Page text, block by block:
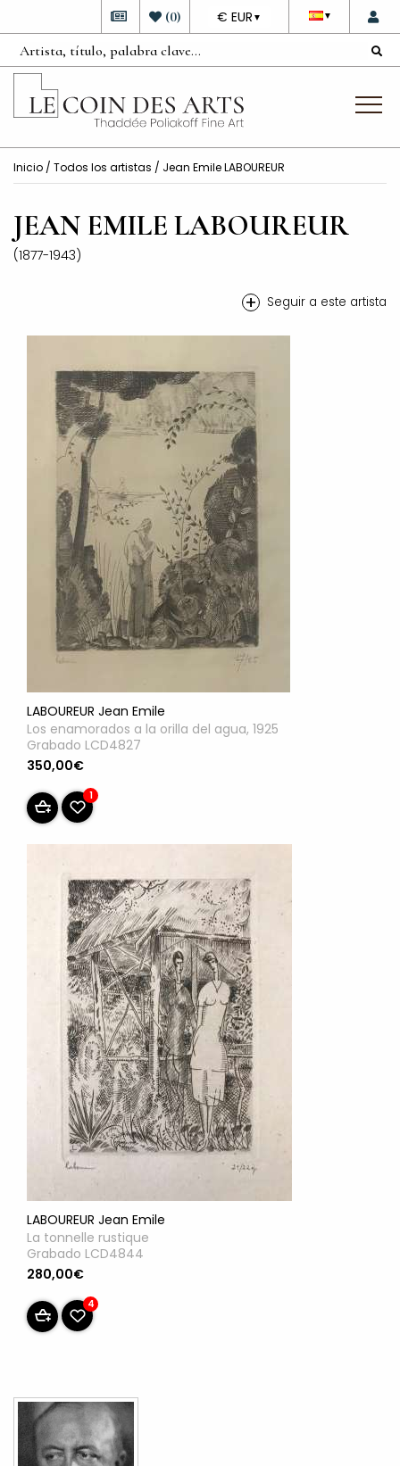
▼
DEVISE
€ EUR ▼
(0)
Inicio / Todos los artistas / Jean Emile LABOUREUR
JEAN EMILE LABOUREUR
(1877-1943)
+ Seguir a este artista
LABOUREUR Jean Emile
Los enamorados a la orilla del agua, 1925
Grabado LCD4827
350,00€
1
LABOUREUR Jean Emile
La tonnelle rustique
Grabado LCD4844
280,00€
4